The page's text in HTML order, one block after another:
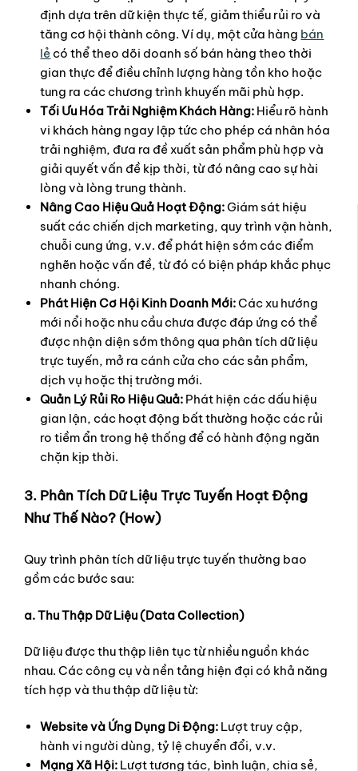
định dựa trên dữ kiện thực tế, giảm thiểu rủi ro và
tăng cơ hội thành công. Ví dụ, một cửa hàng bán
lẻ có thể theo dõi doanh số bán hàng theo thời
gian thực để điều chỉnh lượng hàng tồn kho hoặc
tung ra các chương trình khuyến mãi phù hợp.
Tối Ưu Hóa Trải Nghiệm Khách Hàng: Hiểu rõ hành
vi khách hàng ngay lập tức cho phép cá nhân hóa
trải nghiệm, đưa ra đề xuất sản phẩm phù hợp và
giải quyết vấn đề kịp thời, từ đó nâng cao sự hài
lòng và lòng trung thành.
Nâng Cao Hiệu Quả Hoạt Động:Giám sát hiệu
suất các chiến dịch marketing, quy trình vận hành,
chuỗi cung ứng, v.v. để phát hiện sớm các điểm
nghẽn hoặc vấn đề, từ đó có biện pháp khắc phục
nhanh chóng.
Phát Hiện Cơ Hội Kinh Doanh Mới:Các xu hướng
mới nổi hoặc nhu cầu chưa được đáp ứng có thể
được nhận diện sớm thông qua phân tích dữ liệu
trực tuyến, mở ra cánh cửa cho các sản phẩm,
dịch vụ hoặc thị trường mới.
Quản Lý Rủi Ro Hiệu Quả: Phát hiện các dấu hiệu
gian lận, các hoạt động bất thường hoặc các rủi
ro tiềm ẩn trong hệ thống để có hành động ngăn
chặn kịp thời.
3. Phân Tích Dữ Liệu Trực Tuyến Hoạt Động
Như Thế Nào? (How)
Quy trình phân tích dữ liệu trực tuyến thường bao
gồm các bước sau:
a. Thu Thập Dữ Liệu (Data Collection)
Dữ liệu được thu thập liên tục từ nhiều nguồn khác
nhau. Các công cụ và nền tảng hiện đại có khả năng
tích hợp và thu thập dữ liệu từ:
Website và Ứng Dụng Di Động: Lượt truy cập,
hành vi người dùng, tỷ lệ chuyển đổi, v.v.
Mạng Xã Hội: Lượt tương tác, bình luận, chia sẻ,